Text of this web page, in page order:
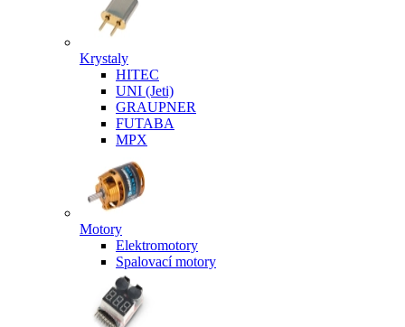
Krystaly
HITEC
UNI (Jeti)
GRAUPNER
FUTABA
MPX
Motory
Elektromotory
Spalovací motory